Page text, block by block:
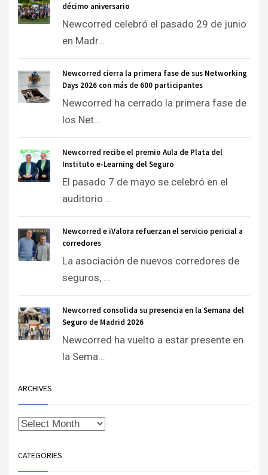
décimo aniversario
Newcorred celebró el pasado 29 de junio
en Madr...
Newcorred cierra la primera fase de sus Networking
Days 2026 con más de 600 participantes
Newcorred ha cerrado la primera fase de
los Net...
Newcorred recibe el premio Aula de Plata del
Instituto e-Learning del Seguro
El pasado 7 de mayo se celebró en el
auditorio ...
Newcorred e iValora refuerzan el servicio pericial a
corredores
La asociación de nuevos corredores de
seguros, ...
Newcorred consolida su presencia en la Semana del
Seguro de Madrid 2026
Newcorred ha vuelto a estar presente en
la Sema...
ARCHIVES
CATEGORIES